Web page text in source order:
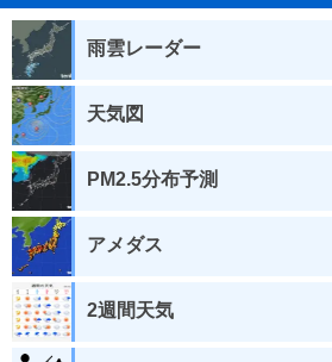
雨雲レーダー
天気図
PM2.5分布予測
アメダス
2週間天気